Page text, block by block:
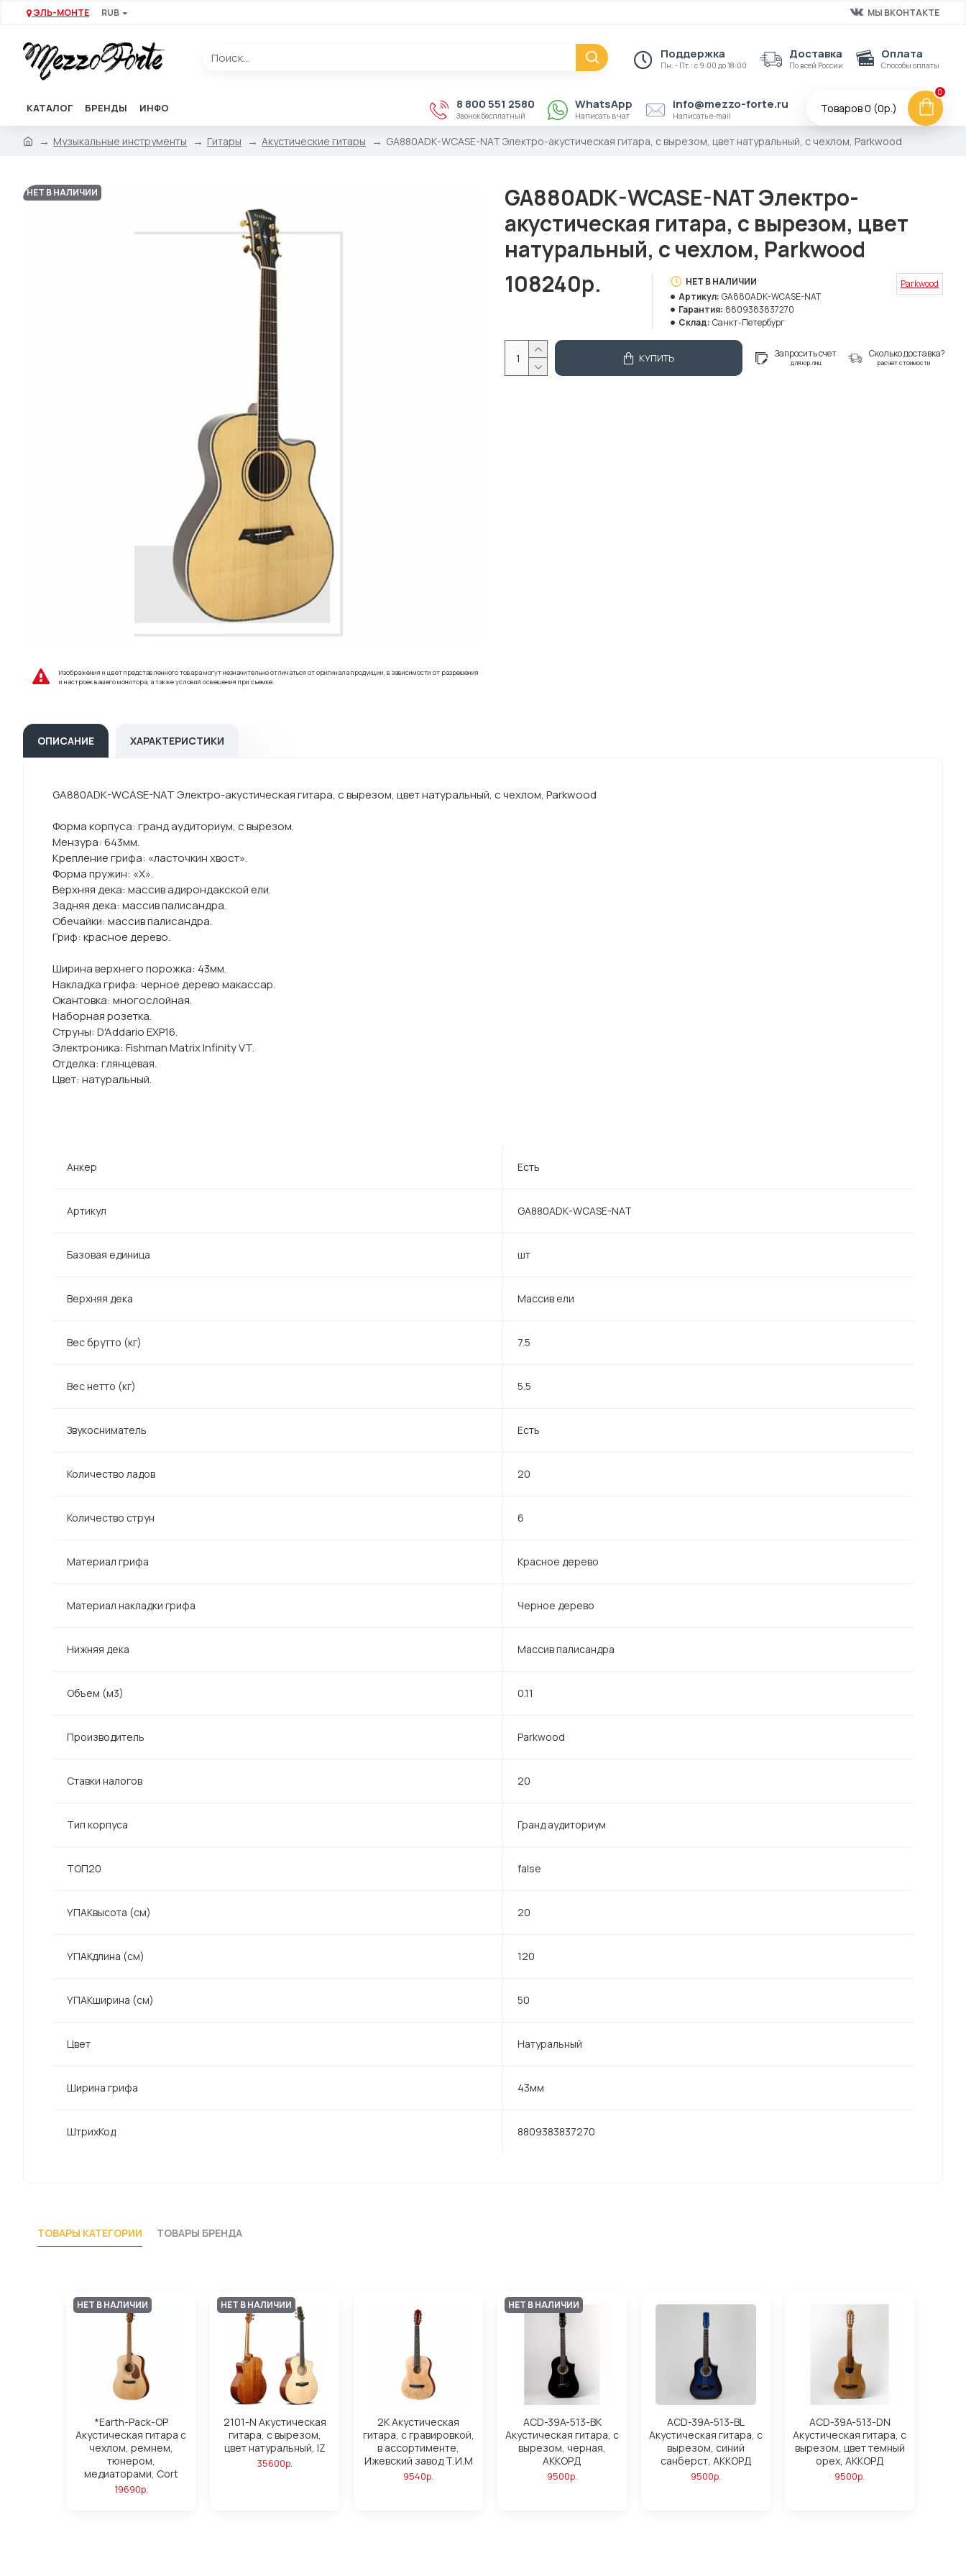
ЭЛЬ-МОНТЕ RUB МЫ ВКОНТАКТЕ
Поддержка
Пн. - Пт.: с 9:00 до 18:00
Доставка
По всей России
Оплата
Способы оплаты
КАТАЛОГ БРЕНДЫ ИНФО 8 800 551 2580
Звонок бесплатный
WhatsApp
Написать в чат
info@mezzo-forte.ru
Написать e-mail
Товаров 0 (0р.)
0
Музыкальные инструменты Гитары Акустические гитары GA880ADK-WCASE-NAT Электро-акустическая гитара, с вырезом, цвет натуральный, с чехлом, Parkwood
НЕТ В НАЛИЧИИ
Изображения и цвет представленного товара могут незначительно отличаться от оригинала продукции, в зависимости от разрешения
и настроек вашего монитора, а также условий освещения при съемке.
GA880ADK-WCASE-NAT Электро-
акустическая гитара, с вырезом, цвет
натуральный, с чехлом, Parkwood
108240р.
НЕТ В НАЛИЧИИ
Артикул: GA880ADK-WCASE-NAT
Гарантия: 8809383837270
Склад: Санкт-Петербург
Parkwood
КУПИТЬ Запросить счет
для юр.лиц
Сколько доставка?
расчет стоимости
ОПИСАНИЕ ХАРАКТЕРИСТИКИ
GA880ADK-WCASE-NAT Электро-акустическая гитара, с вырезом, цвет натуральный, с чехлом, Parkwood
Форма корпуса: гранд аудиториум, с вырезом.
Мензура: 643мм.
Крепление грифа: «ласточкин хвост».
Форма пружин: «Х».
Верхняя дека: массив адирондакской ели.
Задняя дека: массив палисандра.
Обечайки: массив палисандра.
Гриф: красное дерево.
Ширина верхнего порожка: 43мм.
Накладка грифа: черное дерево макассар.
Окантовка: многослойная.
Наборная розетка.
Струны: D'Addario EXP16.
Электроника: Fishman Matrix Infinity VT.
Отделка: глянцевая.
Цвет: натуральный.
Анкер Есть
Артикул GA880ADK-WCASE-NAT
Базовая единица шт
Верхняя дека Массив ели
Вес брутто (кг) 7.5
Вес нетто (кг) 5.5
Звукосниматель Есть
Количество ладов 20
Количество струн 6
Материал грифа Красное дерево
Материал накладки грифа Черное дерево
Нижняя дека Массив палисандра
Объем (м3) 0.11
Производитель Parkwood
Ставки налогов 20
Тип корпуса Гранд аудиториум
ТОП20 false
УПАКвысота (см) 20
УПАКдлина (см) 120
УПАКширина (см) 50
Цвет Натуральный
Ширина грифа 43мм
ШтрихКод 8809383837270
ТОВАРЫ КАТЕГОРИИ ТОВАРЫ БРЕНДА
НЕТ В НАЛИЧИИ
*Earth-Pack-OP
Акустическая гитара с
чехлом, ремнем,
тюнером,
медиаторами, Cort
19690р.
НЕТ В НАЛИЧИИ
2101-N Акустическая
гитара, с вырезом,
цвет натуральный, IZ
35600р.
2K Акустическая
гитара, с гравировкой,
в ассортименте,
Ижевский завод Т.И.М
9540р.
НЕТ В НАЛИЧИИ
ACD-39A-513-BK
Акустическая гитара, с
вырезом, черная,
АККОРД
9500р.
ACD-39A-513-BL
Акустическая гитара, с
вырезом, синий
санберст, АККОРД
9500р.
ACD-39A-513-DN
Акустическая гитара, с
вырезом, цвет темный
орех, АККОРД
9500р.